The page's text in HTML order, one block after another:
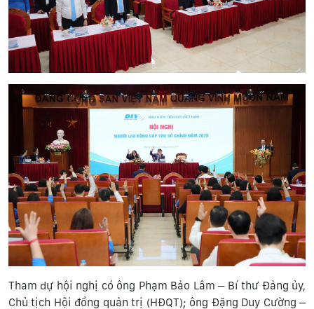
Tham dự hội nghị có ông Phạm Bảo Lâm – Bí thư Đảng ủy,
Chủ tịch Hội đồng quản trị (HĐQT); ông Đặng Duy Cường –